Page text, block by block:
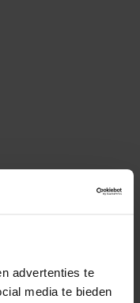
advertenties te
media te bieden